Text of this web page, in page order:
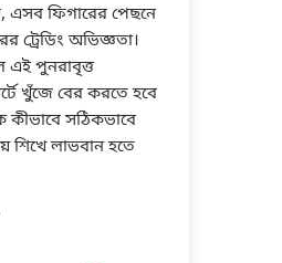
ফিগারের পেছনে
ট্রেডিং অভিজ্ঞতা।
পুনরাবৃত্ত
খুঁজে বের করতে হবে
সঠিকভাবে
শিখে লাভবান হতে